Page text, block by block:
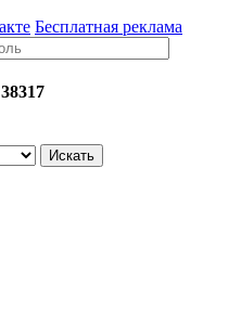
Бесплатная реклама
38317
Искать